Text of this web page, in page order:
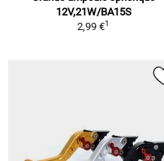
12V,21W/BA15S
2,99 €1